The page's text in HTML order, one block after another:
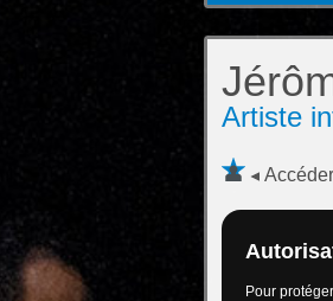
Artiste
Pour